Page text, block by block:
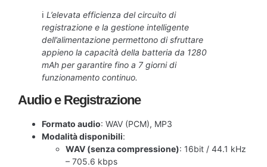
ℹ️ L’elevata efficienza del circuito di
registrazione e la gestione intelligente
dell’alimentazione permettono di sfruttare
appieno la capacità della batteria da 1280
mAh per garantire fino a 7 giorni di
funzionamento continuo.
Audio e Registrazione
Formato audio: WAV (PCM), MP3
Modalità disponibili:
WAV (senza compressione): 16bit / 44.1 kHz
– 705.6 kbps